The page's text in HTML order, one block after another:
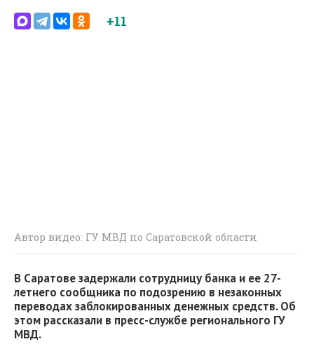
+11
Автор видео: ГУ МВД по Саратовской области
В Саратове задержали сотрудницу банка и ее 27-
летнего сообщника по подозрению в незаконных
переводах заблокированных денежных средств. Об
этом рассказали в пресс-службе регионального ГУ
МВД.